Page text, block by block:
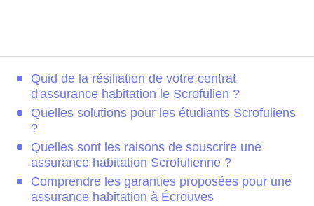
Quid de la résiliation de votre contrat
d'assurance habitation le Scrofulien ?
Quelles solutions pour les étudiants Scrofuliens
?
Quelles sont les raisons de souscrire une
assurance habitation Scrofulienne ?
Comprendre les garanties proposées pour une
assurance habitation à Écrouves